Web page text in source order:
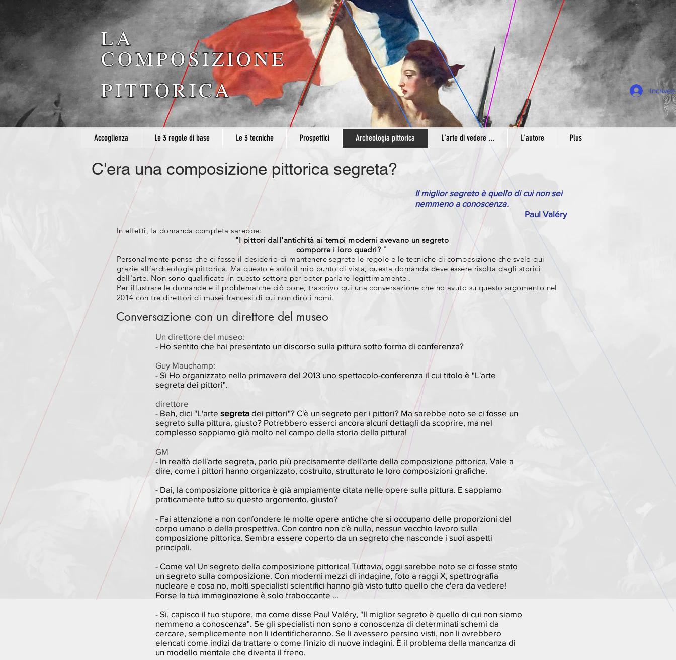
LA
COMPOSIZIONE
PITTORICA
Accoglienza Le 3 regole di base Le 3 tecniche Prospettici Archeologia pittorica L'arte di vedere ... L'autore Plus
C'era una composizione pittorica segreta?
Il miglior segreto è quello di cui non sei
nemmeno a conoscenza.
Paul Valéry
In effetti, la domanda completa sarebbe:
"I pittori dall'antichità ai tempi moderni avevano un segreto
comporre i loro quadri? "
Personalmente penso che ci fosse il desiderio di mantenere segrete le regole e le tecniche di composizione che svelo qui
grazie all'archeologia pittorica. Ma questo è solo il mio punto di vista, questa domanda deve essere risolta dagli storici
dell'arte. Non sono qualificato in questo settore per poter parlare legittimamente .
Per illustrare le domande e il problema che ciò pone, trascrivo qui una conversazione che ho avuto su questo argomento nel
2014 con tre direttori di musei francesi di cui non dirò i nomi.
Conversazione con un direttore del museo
Un direttore del museo:
- Ho sentito che hai presentato un discorso sulla pittura sotto forma di conferenza?
Guy Mauchamp:
- Sì Ho organizzato nella primavera del 2013 uno spettacolo-conferenza il cui titolo è "L'arte
segreta dei pittori".
direttore
- Beh, dici "L'arte segreta dei pittori"? C'è un segreto per i pittori? Ma sarebbe noto se ci fosse un
segreto sulla pittura, giusto? Potrebbero esserci ancora alcuni dettagli da scoprire, ma nel
complesso sappiamo già molto nel campo della storia della pittura!
GM
- In realtà dell'arte segreta, parlo più precisamente dell'arte della composizione pittorica. Vale a
dire, come i pittori hanno organizzato, costruito, strutturato le loro composizioni grafiche.
- Dai, la composizione pittorica è già ampiamente citata nelle opere sulla pittura. E sappiamo
praticamente tutto su questo argomento, giusto?
- Fai attenzione a non confondere le molte opere antiche che si occupano delle proporzioni del
corpo umano o della prospettiva. Con contro non c'è nulla, nessun vecchio lavoro sulla
composizione pittorica. Sembra essere coperto da un segreto che nasconde i suoi aspetti
principali.
- Come va! Un segreto della composizione pittorica! Tuttavia, oggi sarebbe noto se ci fosse stato
un segreto sulla composizione. Con moderni mezzi di indagine, foto a raggi X, spettrografia
nucleare e cosa no, molti specialisti scientifici hanno già visto tutto quello che c'era da vedere!
Forse la tua immaginazione è solo traboccante ...
- Sì, capisco il tuo stupore, ma come disse Paul Valéry, "Il miglior segreto è quello di cui non siamo
nemmeno a conoscenza". Se gli specialisti non sono a conoscenza di determinati schemi da
cercare, semplicemente non li identificheranno. Se li avessero persino visti, non li avrebbero
elencati come indizi da trattare o come l'inizio di nuove indagini. È il problema della mancanza di
un modello mentale che diventa il freno.